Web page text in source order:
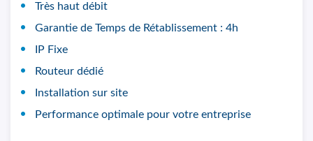
Très haut débit
Garantie de Temps de Rétablissement : 4h
IP Fixe
Routeur dédié
Installation sur site
Performance optimale pour votre entreprise